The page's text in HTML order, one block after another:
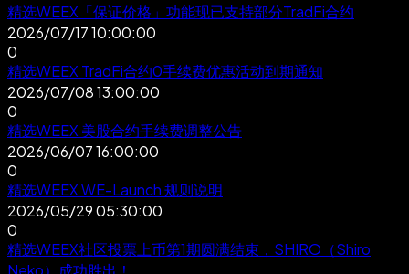
精选WEEX「保证价格」功能现已支持部分TradFi合约
2026/07/17 10:00:00
0
精选WEEX TradFi合约0手续费优惠活动到期通知
2026/07/08 13:00:00
0
精选WEEX 美股合约手续费调整公告
2026/06/07 16:00:00
0
精选WEEX WE-Launch 规则说明
2026/05/29 05:30:00
0
精选WEEX社区投票上币第1期圆满结束，SHIRO（Shiro
Neko）成功胜出！